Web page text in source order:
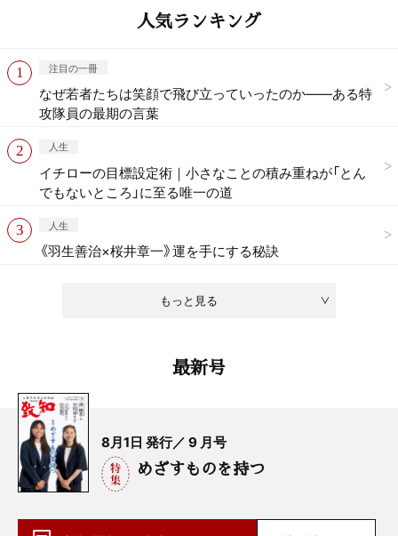
人気ランキング
もっと見る
注目の一冊
なぜ若者たちは笑顔で飛び立っていったのか——ある特
攻隊員の最期の言葉
人生
イチローの目標設定術｜小さなことの積み重ねが「とん
でもないところ」に至る唯一の道
人生
《羽生善治×桜井章一》運を手にする秘訣
最新号
8月1日 発行／ 9 月号
めざすものを持つ